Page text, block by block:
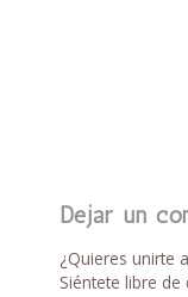
Dejar un
¿Quieres unirte
Siéntete libre de